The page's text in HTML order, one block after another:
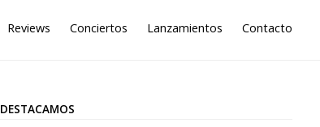
Reviews Conciertos Lanzamientos Contacto
DESTACAMOS